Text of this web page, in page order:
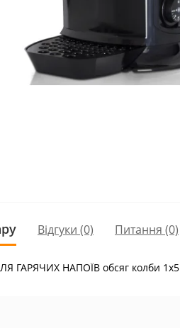
Відгуки (0) Питання (0)
ГАРЯЧИХ НАПОЇВ обсяг колби 1х5